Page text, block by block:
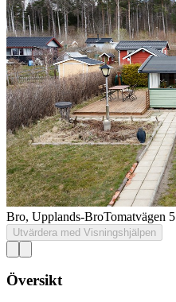
Bro, Upplands-BroTomatvägen 5
Utvärdera med Visningshjälpen
Översikt